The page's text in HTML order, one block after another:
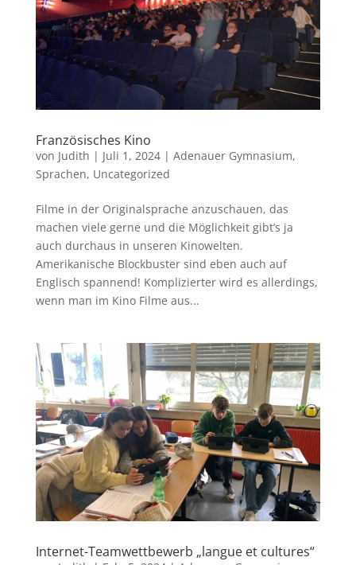
Französisches Kino
von Judith | Juli 1, 2024| Adenauer Gymnasium,
Sprachen, Uncategorized
Filme in der Originalsprache anzuschauen, das
machen viele gerne und die Möglichkeit gibt’s ja
auch durchaus in unseren Kinowelten.
Amerikanische Blockbuster sind eben auch auf
Englisch spannend! Komplizierter wird es allerdings,
wenn man im Kino Filme aus...
Internet-Teamwettbewerb „langue et cultures“